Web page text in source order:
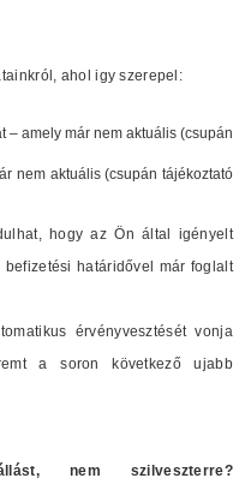
ahol igy szerepel:
– amely már nem aktuális (csupán
nem aktuális (csupán tájékoztató
hogy az Ön által igényelt
határidővel már foglalt
érvényvesztését vonja
a soron következő ujabb
nem szilveszterre?